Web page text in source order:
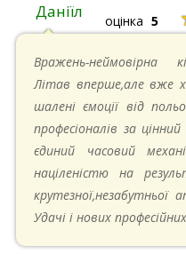
Даніїл оцінка 5
Вражень-неймовірна
Літав вперше,але вже
шалені ємоції від
професіоналів за
єдиний часовий
націленістю на
Удачі і нових професійних